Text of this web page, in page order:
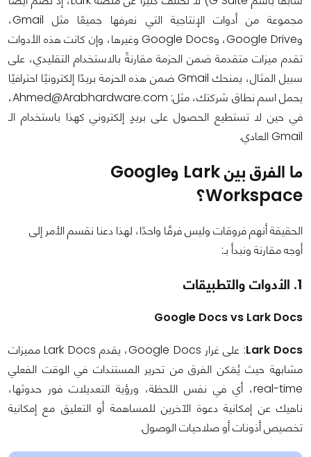
مجموعة من أدوات الإنتاجية التي نعرفها جميعًا مثل Gmail،
وGoogle Drive، وGoogle Docs وغيرها، وإن كانت هذه الأدوات
تقدم ميزات متقدمة ضمن الحزمة مقارنةً بالاستخدام التقليدي، على
سبيل المثال، يمنحك Gmail ضمن هذه الحزمة بريدًا إلكترونيًا احترافيًا
يحمل اسم نطاق شركتك، مثل: Ahmed@Arabhardware.com،
في حين لا تستطيع الحصول على بريدٍ إلكتروني كهذا باستخدام الـ
Gmail العادي.
ما الفرق بين Lark وGoogle
Workspace؟
الحقيقة أنهم فروقات وليس فرقًا واحدًا، لهذا دعنا نقسم الأمر إلى
أوجه مقارنة ونبدأ بـ:
1. الأدوات والتطبيقات
Google Docs vs Lark Docs
Lark Docs
: على غرار Google Docs، يقدم Lark Docs مميزات
مشابهة حيث يُمَكن الفرق من تحرير المستندات في الوقت الفعلي
real-time، أي في نفس اللحظة، ورؤية التعديلات فور حدوثها،
ناهيك عن إمكانية دعوة الآخرين للمساهمة أو التعليق مع إمكانية
تخصيص أذونات أو صلاحيات الوصول.